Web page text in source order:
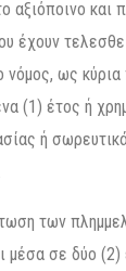
αξιόποινο και
έχουν
ως κύρια
(1) έτος ή
ή
των
μέσα σε δύο (2)